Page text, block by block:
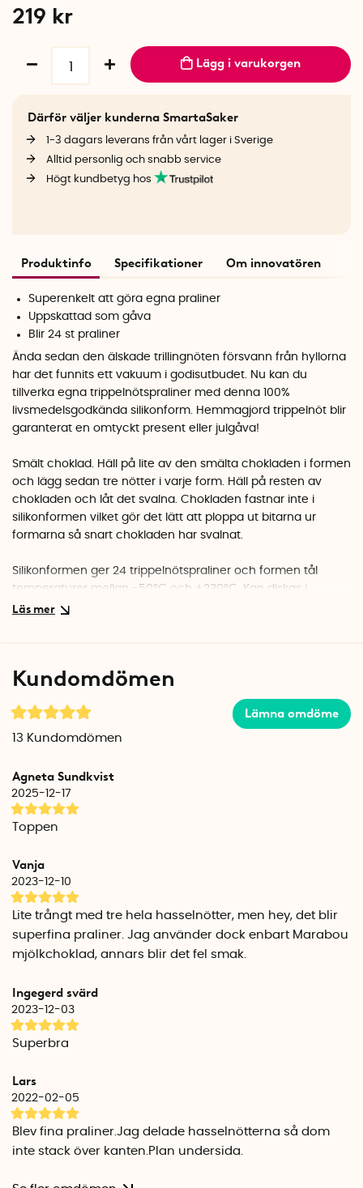
219 kr
Lägg i varukorgen
Därför väljer kunderna SmartaSaker
1-3 dagars leverans från vårt lager i Sverige
Alltid personlig och snabb service
Högt kundbetyg hos
Produktinfo Specifikationer Om innovatören
Superenkelt att göra egna praliner
Uppskattad som gåva
Blir 24 st praliner
Ända sedan den älskade trillingnöten försvann från hyllorna
har det funnits ett vakuum i godisutbudet. Nu kan du
tillverka egna trippelnötspraliner med denna 100%
livsmedelsgodkända silikonform. Hemmagjord trippelnöt blir
garanterat en omtyckt present eller julgåva!
Smält choklad. Häll på lite av den smälta chokladen i formen
och lägg sedan tre nötter i varje form. Häll på resten av
chokladen och låt det svalna. Chokladen fastnar inte i
silikonformen vilket gör det lätt att ploppa ut bitarna ur
formarna så snart chokladen har svalnat.
Silikonformen ger 24 trippelnötspraliner och formen tål
temperaturer mellan -50°C och +230°C. Kan diskas i
diskmaskin efter användning.
Kundomdömen
Lämna omdöme
13 Kundomdömen
Agneta Sundkvist
2025-12-17
Toppen
Vanja
2023-12-10
Lite trångt med tre hela hasselnötter, men hey, det blir
superfina praliner. Jag använder dock enbart Marabou
mjölkchoklad, annars blir det fel smak.
Ingegerd svärd
2023-12-03
Superbra
Lars
2022-02-05
Blev fina praliner.Jag delade hasselnötterna så dom
inte stack över kanten.Plan undersida.